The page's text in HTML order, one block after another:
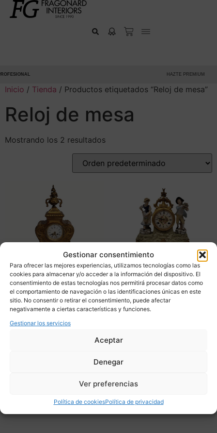
Gestionar consentimiento
Para ofrecer las mejores experiencias, utilizamos tecnologías como las
cookies para almacenar y/o acceder a la información del dispositivo. El
consentimiento de estas tecnologías nos permitirá procesar datos como
el comportamiento de navegación o las identificaciones únicas en este
sitio. No consentir o retirar el consentimiento, puede afectar
negativamente a ciertas características y funciones.
Gestionar los servicios
Aceptar
Denegar
Ver preferencias
Política de cookiesPolítica de privacidad
HAZTE PREMIUM
Inicio / Tienda / Productos etiquetados “Reloj de mesa”
Reloj de mesa
Mostrando los 2 resultados
Reloj de sobremesa,
ormolú, maquinaria París,
siguiendo a Henri-Charles
Balthasar, Luis XV, f. s.
Reloj guarnición porcelana
estilo Capodimonte, pps.
s.XX – Italia